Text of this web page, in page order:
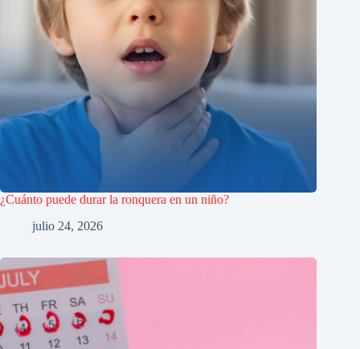
¿Cuánto puede durar la ronquera en un niño?
julio 24, 2026